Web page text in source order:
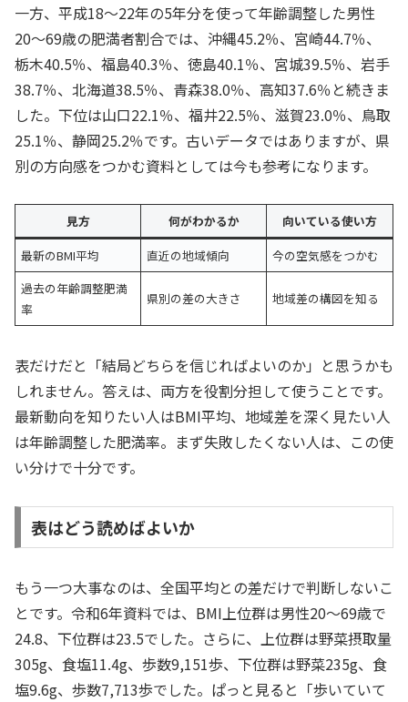
一方、平成18〜22年の5年分を使って年齢調整した男性
20〜69歳の肥満者割合では、沖縄45.2％、宮崎44.7％、
栃木40.5％、福島40.3％、徳島40.1％、宮城39.5％、岩手
38.7％、北海道38.5％、青森38.0％、高知37.6％と続きま
した。下位は山口22.1％、福井22.5％、滋賀23.0％、鳥取
25.1％、静岡25.2％です。古いデータではありますが、県
別の方向感をつかむ資料としては今も参考になります。
見方 何がわかるか
向いている使い方
最新のBMI平均
直近の地域傾向
今の空気感をつかむ
過去の年齢調整肥満
率
県別の差の大きさ 地域差の構図を知る
表だけだと「結局どちらを信じればよいのか」と思うかも
しれません。答えは、両方を役割分担して使うことです。
最新動向を知りたい人はBMI平均、地域差を深く見たい人
は年齢調整した肥満率。まず失敗したくない人は、この使
い分けで十分です。
表はどう読めばよいか
もう一つ大事なのは、全国平均との差だけで判断しないこ
とです。令和6年資料では、BMI上位群は男性20〜69歳で
24.8、下位群は23.5でした。さらに、上位群は野菜摂取量
305g、食塩11.4g、歩数9,151歩、下位群は野菜235g、食
塩9.6g、歩数7,713歩でした。ぱっと見ると「歩いていて